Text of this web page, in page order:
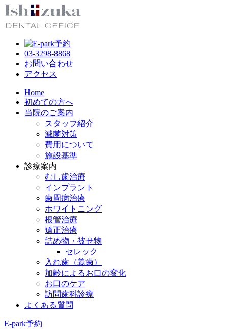
03-3298-8868
お問い合わせ
アクセス
Home
初めての方へ
当院のご案内
スタッフ紹介
滅菌対策
費用について
施設基準
診療案内
むし歯治療
インプラント
歯周病治療
ホワイトニング
根管治療
矯正治療
詰め物・被せ物
セレック
入れ歯（義歯）
加齢によるお口の変化
お口のケア
訪問歯科診療
よくある質問
E-park予約